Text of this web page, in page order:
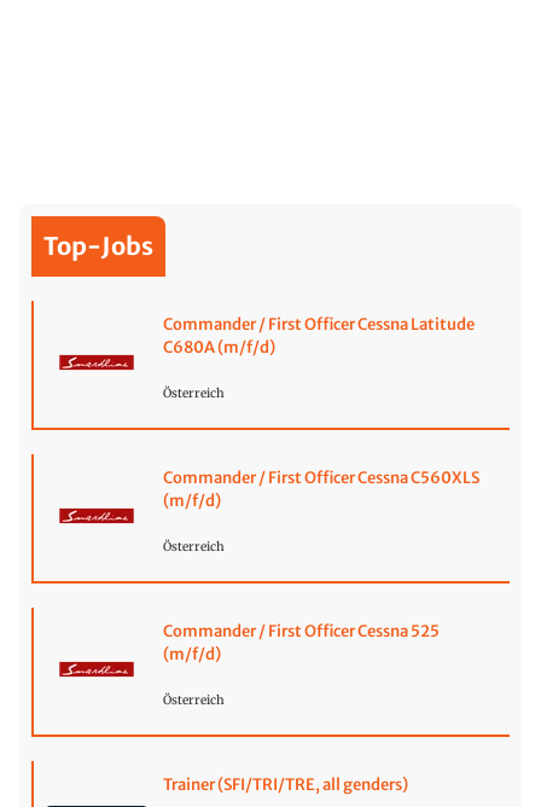
Top-Jobs
Commander / First Officer Cessna Latitude
C680A (m/f/d)
Österreich
Commander / First Officer Cessna C560XLS
(m/f/d)
Österreich
Commander / First Officer Cessna 525
(m/f/d)
Österreich
Trainer (SFI/TRI/TRE, all genders)